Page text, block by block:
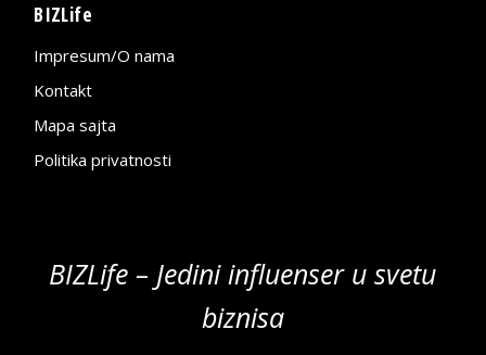
BIZLife
Impresum/O nama
Kontakt
Mapa sajta
Politika privatnosti
BIZLife – Jedini influenser u svetu
biznisa